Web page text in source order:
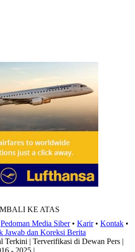
KE ATAS
Pedoman Media Siber• Karir• Kontak •
Jawab dan Koreksi Berita
| Terverifikasi di Dewan Pers |
- 2025 |